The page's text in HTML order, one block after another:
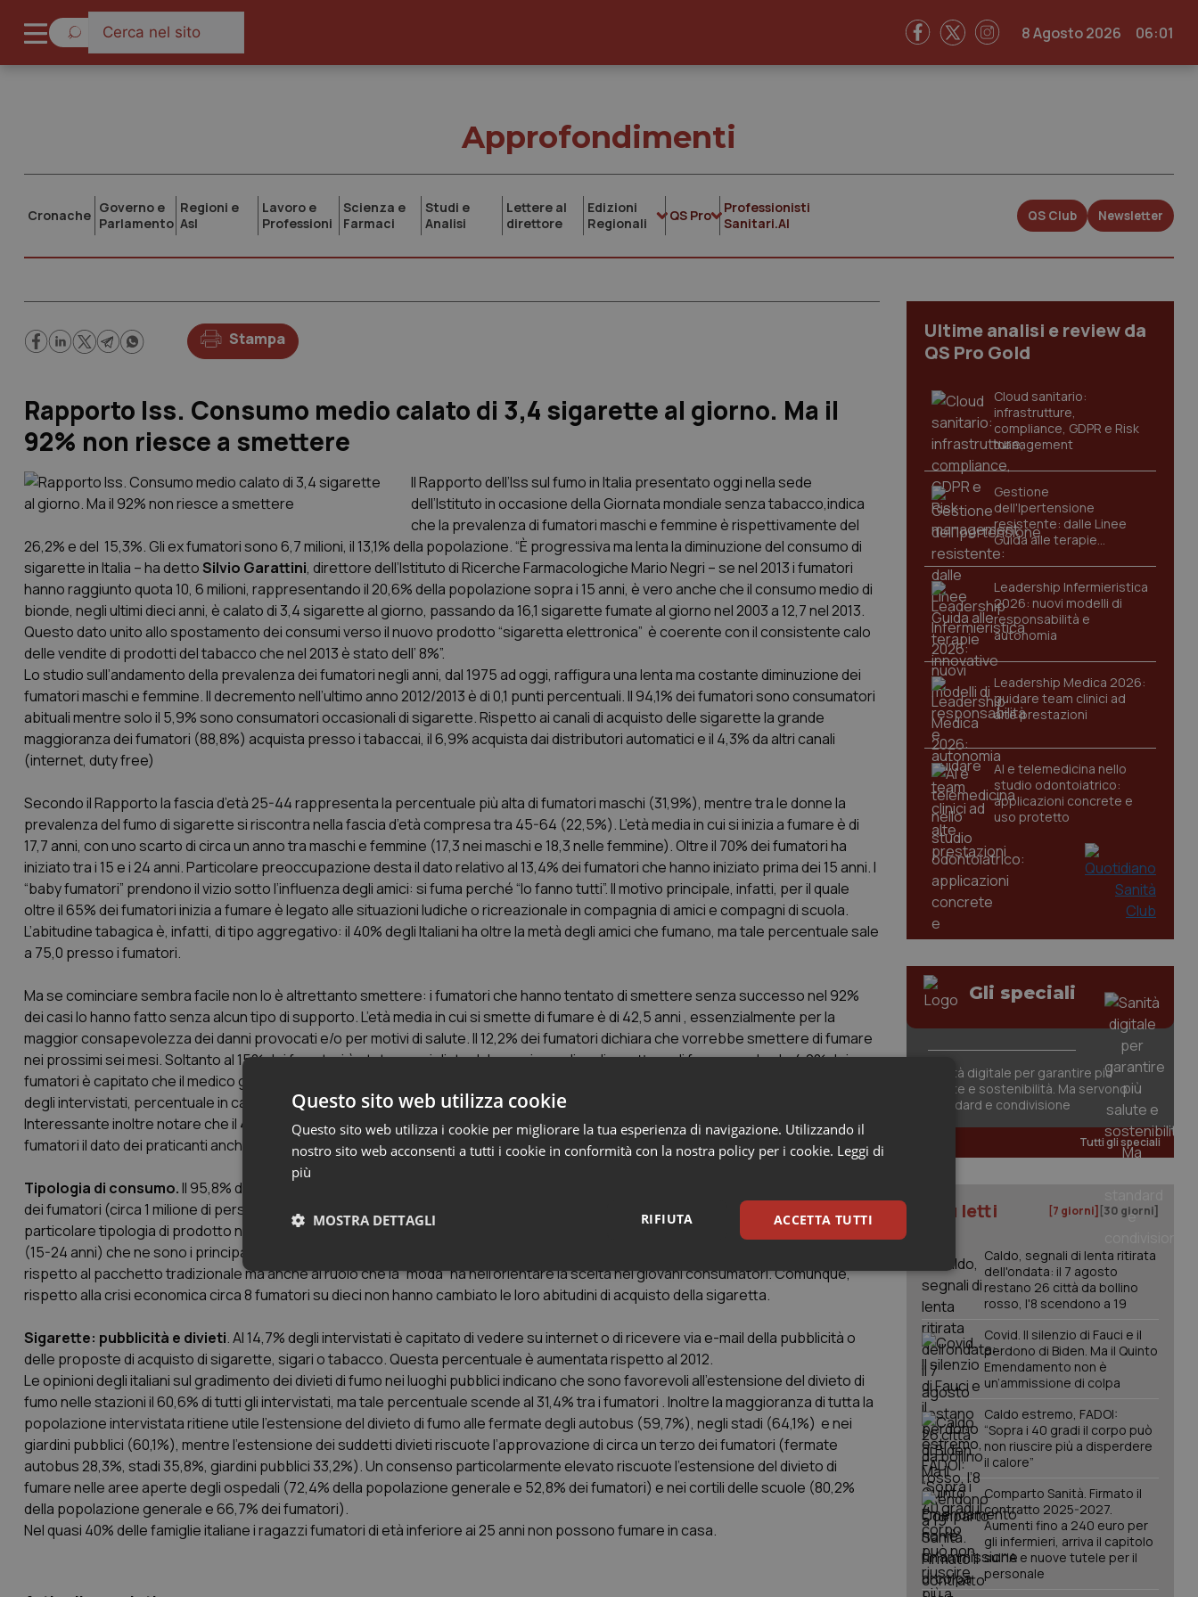
8 Agosto 2026 06:01
Approfondimenti
Cronache Governo e
Parlamento
Regioni e
Asl
Lavoro e
Professioni
Scienza e
Farmaci
Studi e
Analisi
Lettere al
direttore
Edizioni
Regionali
QS Pro
Professionisti
Sanitari.AI
QS Club Newsletter
Stampa
Rapporto Iss. Consumo medio calato di 3,4 sigarette al giorno. Ma il
92% non riesce a smettere
Il Rapporto dell’Iss sul fumo in Italia presentato oggi nella sede
dell’Istituto in occasione della Giornata mondiale senza tabacco,indica
che la prevalenza di fumatori maschi e femmine è rispettivamente del
26,2% e del 15,3%. Gli ex fumatori sono 6,7 milioni, il 13,1% della popolazione. “È progressiva ma lenta la diminuzione del consumo di
sigarette in Italia – ha dettoSilvio Garattini, direttore dell’Istituto di Ricerche Farmacologiche Mario Negri – se nel 2013 i fumatori
hanno raggiunto quota 10, 6 milioni, rappresentando il 20,6% della popolazione sopra i 15 anni, è vero anche che il consumo medio di
bionde, negli ultimi dieci anni, è calato di 3,4 sigarette al giorno, passando da 16,1 sigarette fumate al giorno nel 2003 a 12,7 nel 2013.
Questo dato unito allo spostamento dei consumi verso il nuovo prodotto “sigaretta elettronica” è coerente con il consistente calo
delle vendite di prodotti del tabacco che nel 2013 è stato dell’ 8%”.
Lo studio sull’andamento della prevalenza dei fumatori negli anni, dal 1975 ad oggi, raffigura una lenta ma costante diminuzione dei
fumatori maschi e femmine. Il decremento nell’ultimo anno 2012/2013 è di 0,1 punti percentuali. Il 94,1% dei fumatori sono consumatori
abituali mentre solo il 5,9% sono consumatori occasionali di sigarette. Rispetto ai canali di acquisto delle sigarette la grande
maggioranza dei fumatori (88,8%) acquista presso i tabaccai, il 6,9% acquista dai distributori automatici e il 4,3% da altri canali
(internet, duty free)
Secondo il Rapporto la fascia d’età 25-44 rappresenta la percentuale più alta di fumatori maschi (31,9%), mentre tra le donne la
prevalenza del fumo di sigarette si riscontra nella fascia d’età compresa tra 45-64 (22,5%). L’età media in cui si inizia a fumare è di
17,7 anni, con uno scarto di circa un anno tra maschi e femmine (17,3 nei maschi e 18,3 nelle femmine). Oltre il 70% dei fumatori ha
iniziato tra i 15 e i 24 anni. Particolare preoccupazione desta il dato relativo al 13,4% dei fumatori che hanno iniziato prima dei 15 anni. I
“baby fumatori” prendono il vizio sotto l’influenza degli amici: si fuma perché “lo fanno tutti”. Il motivo principale, infatti, per il quale
oltre il 65% dei fumatori inizia a fumare è legato alle situazioni ludiche o ricreazionale in compagnia di amici e compagni di scuola.
L’abitudine tabagica è, infatti, di tipo aggregativo: il 40% degli Italiani ha oltre la metà degli amici che fumano, ma tale percentuale sale
a 75,0 presso i fumatori.
Ma se cominciare sembra facile non lo è altrettanto smettere: i fumatori che hanno tentato di smettere senza successo nel 92%
dei casi lo hanno fatto senza alcun tipo di supporto. L’età media in cui si smette di fumare è di 42,5 anni , essenzialmente per la
maggior consapevolezza dei danni provocati e/o per motivi di salute. Il 12,2% dei fumatori dichiara che vorrebbe smettere di fumare
nei prossimi sei mesi. Soltanto al 15% dei fumatori è stato consigliato dal proprio medico di smettere di fumare e al solo 4,2% dei
fumatori è capitato che il medico gli abbia parlato dei Centri Antifumo. D’altronde i Centri Antifumo sono conosciuti solo dal 31,8%
degli intervistati, percentuale in calo rispetto agli anni precedenti (nel2009 erano conosciuti dal 52,3%).
Interessante inoltre notare che il 42,4% degli Italiani pratica (anche solo occasionalmente) almeno un gioco d’azzardo, ma tra i
fumatori il dato dei praticanti anche occasionali sale al 54,9%.
Tipologia di consumo.Il 95,8% dei fumatori consuma prevalentemente sigarette confezionate che acquista dal tabaccaio. Il 9,6%
dei fumatori (circa 1 milione di persone) utilizza, anche o esclusivamente, sigarette fatte a mano (tabacco trinciato). Questa
particolare tipologia di prodotto non risente di differenze di genere ma è particolarmente gradita ai giovanissimi di entrambi i sessi
(15-24 anni) che ne sono i principali consumatori. Il gradimento di questo prodotto è verosimilmente legato al prezzo inferiore
rispetto al pacchetto tradizionale ma anche al ruolo che la “moda” ha nell’orientare la scelta nei giovani consumatori. Comunque,
rispetto alla crisi economica circa 8 fumatori su dieci non hanno cambiato le loro abitudini di acquisto della sigaretta.
Sigarette: pubblicità e divieti. Al 14,7% degli intervistati è capitato di vedere su internet o di ricevere via e-mail della pubblicità o
delle proposte di acquisto di sigarette, sigari o tabacco. Questa percentuale è aumentata rispetto al 2012.
Le opinioni degli italiani sul gradimento dei divieti di fumo nei luoghi pubblici indicano che sono favorevoli all’estensione del divieto di
fumo nelle stazioni il 60,6% di tutti gli intervistati, ma tale percentuale scende al 31,4% tra i fumatori . Inoltre la maggioranza di tutta la
popolazione intervistata ritiene utile l’estensione del divieto di fumo alle fermate degli autobus (59,7%), negli stadi (64,1%) e nei
giardini pubblici (60,1%), mentre l’estensione dei suddetti divieti riscuote l’approvazione di circa un terzo dei fumatori (fermate
autobus 28,3%, stadi 35,8%, giardini pubblici 33,2%). Un consenso particolarmente elevato riscuote l’estensione del divieto di
fumare nelle aree aperte degli ospedali (72,4% della popolazione generale e 52,8% dei fumatori) e nei cortili delle scuole (80,2%
della popolazione generale e 66,7% dei fumatori).
Nel quasi 40% delle famiglie italiane i ragazzi fumatori di età inferiore ai 25 anni non possono fumare in casa.
Ultime analisi e review da
QS Pro Gold
Cloud sanitario:
infrastrutture,
compliance, GDPR e Risk
management
Gestione
dell'Ipertensione
resistente: dalle Linee
Guida alle terapie
innovative
Leadership Infermieristica
2026: nuovi modelli di
responsabilità e
autonomia
Leadership Medica 2026:
guidare team clinici ad
alte prestazioni
AI e telemedicina nello
studio odontoiatrico:
applicazioni concrete e
uso protetto
Gli speciali
Sanità digitale per garantire più
salute e sostenibilità. Ma servono
standard e condivisione
Tutti gli speciali
I più letti [7 giorni] [30 giorni]
Caldo, segnali di lenta ritirata
dell'ondata: il 7 agosto
restano 26 città da bollino
rosso, l'8 scendono a 19
Covid. Il silenzio di Fauci e il
perdono di Biden. Ma il Quinto
Emendamento non è
un’ammissione di colpa
Caldo estremo, FADOI:
“Sopra i 40 gradi il corpo può
non riuscire più a disperdere
il calore”
Comparto Sanità. Firmato il
contratto 2025-2027.
Aumenti fino a 240 euro per
gli infermieri, arriva il capitolo
sull'IA e nuove tutele per il
personale
Questo sito web utilizza cookie
Questo sito web utilizza i cookie per migliorare la tua esperienza di navigazione. Utilizzando il
nostro sito web acconsenti a tutti i cookie in conformità con la nostra policy per i cookie. Leggi di
più
ACCETTA TUTTI
RIFIUTA
MOSTRA DETTAGLI
Necessari Statistici Marketing
Necessari Statistici Marketing
I cookie necessari contribuiscono a rendere fruibile il sito web abilitandone funzionalità di base quali la navigazione sulle pagine
e l'accesso alle aree protette del sito. Il sito web non è in grado di funzionare correttamente senza questi cookie.
Nome
Fornitore/Dominio Scadenza
Descrizione
VISITOR_PRIVACY_METADATA
YouTube
Questo cookie viene utilizzato per memorizzare le
interazione con il sito. Registra i dati sul consenso
del visitatore riguardo a varie politiche e